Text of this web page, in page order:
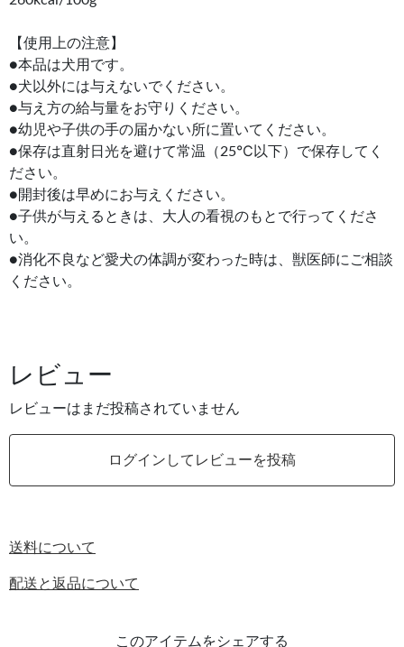
【使用上の注意】
●本品は犬用です。
●犬以外には与えないでください。
●与え方の給与量をお守りください。
●幼児や子供の手の届かない所に置いてください。
●保存は直射日光を避けて常温（25℃以下）で保存してく
ださい。
●開封後は早めにお与えください。
●子供が与えるときは、大人の看視のもとで行ってくださ
い。
●消化不良など愛犬の体調が変わった時は、獣医師にご相談
ください。
レビュー
レビューはまだ投稿されていません
ログインしてレビューを投稿
送料について
配送と返品について
このアイテムをシェアする